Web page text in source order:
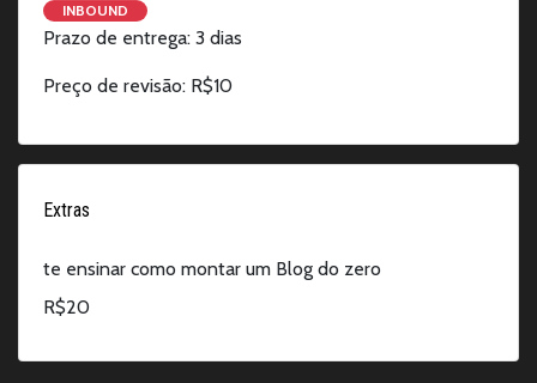
INBOUND
Prazo de entrega: 3 dias
Preço de revisão: R$10
Extras
te ensinar como montar um Blog do zero
R$20